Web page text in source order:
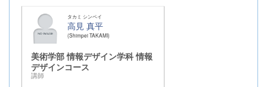
タカミ シンペイ
高見 真平
Shimpei TAKAMI
美術学部 情報デザイン学科 情報
デザインコース
講師